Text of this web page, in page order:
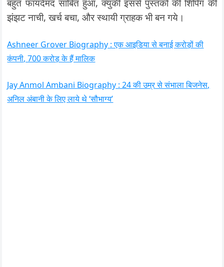
बहुत फायदेमंद साबित हुआ, क्युकी इससे पुस्तको की शिपिंग की
झंझट नाची, खर्च बचा, और स्थायी ग्राहक भी बन गये।
Ashneer Grover Biography : एक आइडिया से बनाई करोड़ों की
कंपनी, 700 करोड़ के हैं मालिक
Jay Anmol Ambani Biography : 24 की उम्र से संभाला बिजनेस,
अनिल अंबानी के लिए लाये थे ‘सौभाग्य’